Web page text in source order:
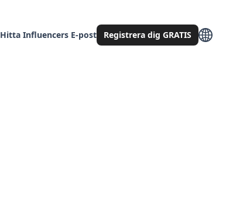
Hitta Influencers E-post Registrera dig GRATIS